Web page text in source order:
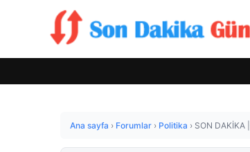
Ana sayfa › Forumlar › Politika › SON DAKİKA